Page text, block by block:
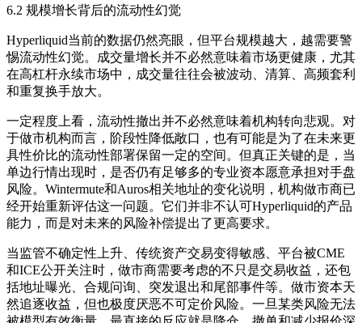
6.2 规模增长背后的流动性幻觉
Hyperliquid当前的数据仍然亮眼，但平台规模越大，越需要警
惕流动性幻觉。成交量增长并不必然意味着市场更健康，尤其
在高杠杆永续市场中，成交量往往会被波动、清算、高频套利
和重复换手放大。
一定程度上看，流动性撤出并不必然意味着机构转向悲观。对
于做市机构而言，阶段性降低敞口，也有可能是为了在未来更
具性价比的流动性部署保留一定的空间。但真正关键的是，当
单边行情出现时，是否仍有足够多的专业资本愿意承担对手盘
风险。Wintermute和Auros相关地址的变化说明，机构做市商已
经开始重新评估这一问题。它们并非不认可Hyperliquid的产品
能力，而是对未来的风险补偿提出了更高要求。
当监管不确定性上升、传统资产交易变得敏感、平台被CME
和ICE公开关注时，做市商需要考虑的不只是交易收益，还包
括地址曝光、合规问询、突发退出和尾部事件等。做市资本天
然追逐收益，但也极度厌恶不可定价风险。一旦某类风险无法